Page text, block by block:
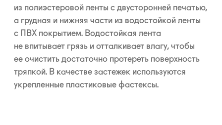
из полиэстеровой ленты с двусторонней печатью,
а грудная и нижняя части из водостойкой ленты
с ПВХ покрытием. Водостойкая лента
не впитывает грязь и отталкивает влагу, чтобы
ее очистить достаточно протереть поверхность
тряпкой. В качестве застежек используются
укрепленные пластиковые фастексы.